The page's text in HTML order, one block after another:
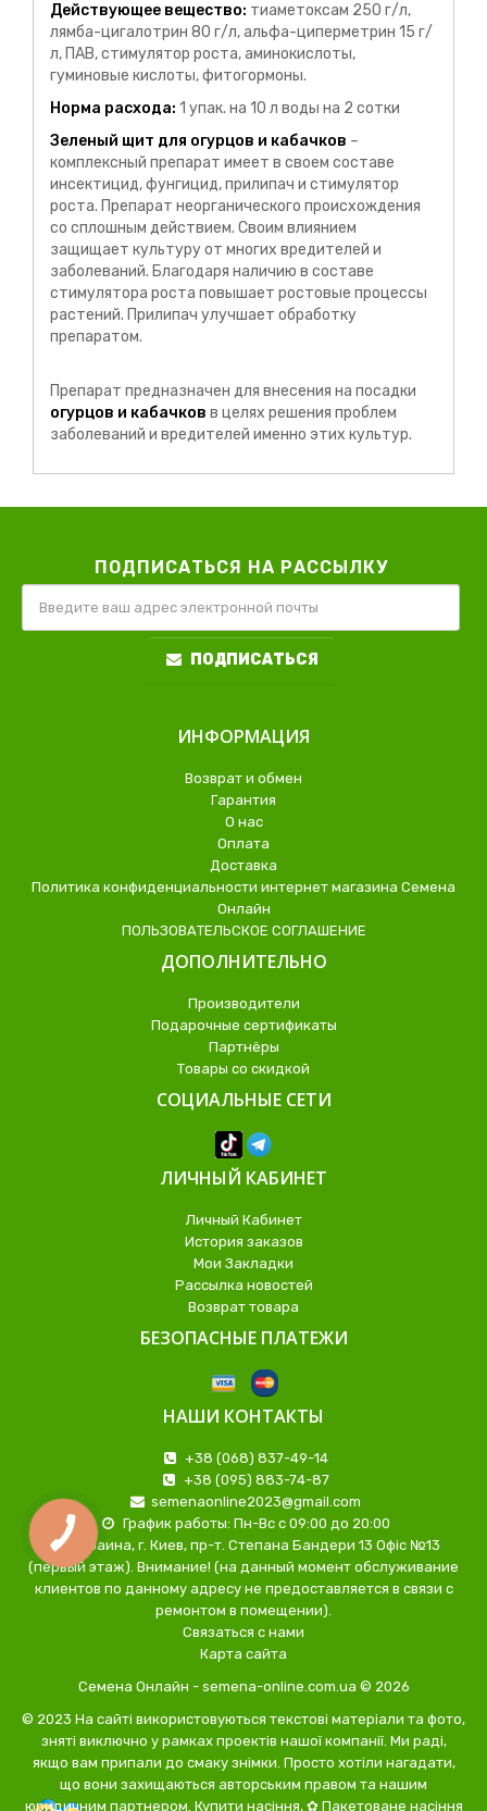
Действующее вещество: тиаметоксам 250 г/л,
лямба-цигалотрин 80 г/л, альфа-циперметрин 15 г/
л, ПАВ, стимулятор роста, аминокислоты,
гуминовые кислоты, фитогормоны.
Норма расхода: 1 упак. на 10 л воды на 2 сотки
Зеленый щит для огурцов и кабачков –
комплексный препарат имеет в своем составе
инсектицид, фунгицид, прилипач и стимулятор
роста. Препарат неорганического происхождения
со сплошным действием. Своим влиянием
защищает культуру от многих вредителей и
заболеваний. Благодаря наличию в составе
стимулятора роста повышает ростовые процессы
растений. Прилипач улучшает обработку
препаратом.
Препарат предназначен для внесения на посадки
огурцов и кабачков в целях решения проблем
заболеваний и вредителей именно этих культур.
ПОДПИСАТЬСЯ НА РАССЫЛКУ
ПОДПИСАТЬСЯ
ИНФОРМАЦИЯ
Возврат и обмен
Гарантия
О нас
Оплата
Доставка
Политика конфиденциальности интернет магазина Семена
Онлайн
ПОЛЬЗОВАТЕЛЬСКОЕ СОГЛАШЕНИЕ
ДОПОЛНИТЕЛЬНО
Производители
Подарочные сертификаты
Партнёры
Товары со скидкой
СОЦИАЛЬНЫЕ СЕТИ
ЛИЧНЫЙ КАБИНЕТ
Личный Кабинет
История заказов
Мои Закладки
Рассылка новостей
Возврат товара
БЕЗОПАСНЫЕ ПЛАТЕЖИ
НАШИ КОНТАКТЫ
+38 (068) 837-49-14
+38 (095) 883-74-87
semenaonline2023@gmail.com
График работы: Пн-Вс с 09:00 до 20:00
Украина, г. Киев, пр-т. Степана Бандери 13 Офіс №13
(первый этаж). Внимание! (на данный момент обслуживание
клиентов по данному адресу не предоставляется в связи с
ремонтом в помещении).
Связаться с нами
Карта сайта
Семена Онлайн - semena-online.com.ua © 2026
© 2023 На сайті використовуються текстові матеріали та фото,
зняті виключно у рамках проектів нашої компанії. Ми раді,
якщо вам припали до смаку знімки. Просто хотіли нагадати,
що вони захищаються авторським правом та нашим
юридичним партнером. Купити насіння, ✿ Пакетоване насіння